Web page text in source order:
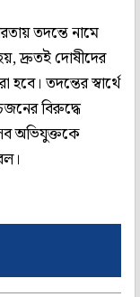
তদন্তে নামে
দ্রুতই দোষীদের
হবে। তদন্তের স্বার্থে
বিরুদ্ধে
অভিযুক্তকে